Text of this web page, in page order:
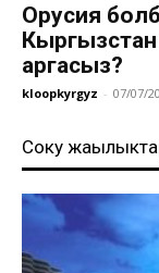
Орусия
Кыргызстан
аргасыз?
kloopkyrgyz - 07/07/
Соңку